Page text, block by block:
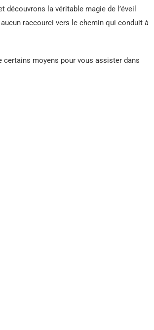
découvrons la véritable magie de l’éveil
raccourci vers le chemin qui conduit à
certains moyens pour vous assister dans